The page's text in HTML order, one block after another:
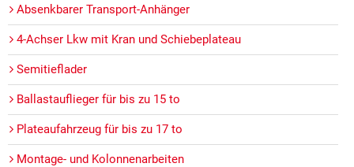
Absenkbarer Transport-Anhänger
4-Achser Lkw mit Kran und Schiebeplateau
Semitieflader
Ballastauflieger für bis zu 15 to
Plateaufahrzeug für bis zu 17 to
Montage- und Kolonnenarbeiten